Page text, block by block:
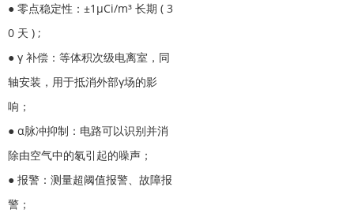
● 零点稳定性：±1μCi/m³ 长期 ( 3
0 天 ) ;
● γ 补偿：等体积次级电离室，同
轴安装，用于抵消外部γ场的影
响；
● α脉冲抑制：电路可以识别并消
除由空气中的氡引起的噪声；
● 报警：测量超阈值报警、故障报
警；